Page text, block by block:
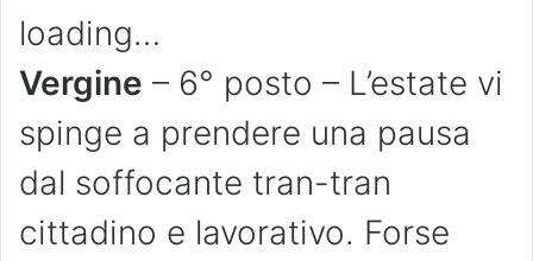
loading…
Vergine – 6° posto – L’estate vi
spinge a prendere una pausa
dal soffocante tran-tran
cittadino e lavorativo. Forse